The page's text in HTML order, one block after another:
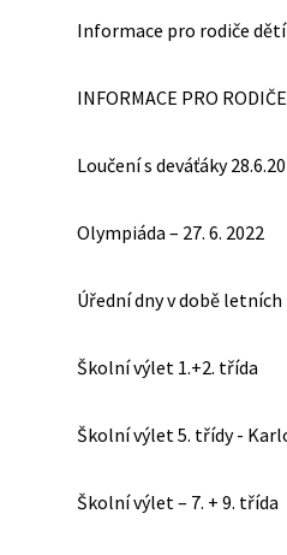
Informace pro rodiče
INFORMACE PRO RODIČE
Loučení s deváťáky
Olympiáda – 27. 6. 2022
Úřední dny v době
Školní výlet 1.+2. třída
Školní výlet 5. třídy -
Školní výlet – 7. + 9. třída